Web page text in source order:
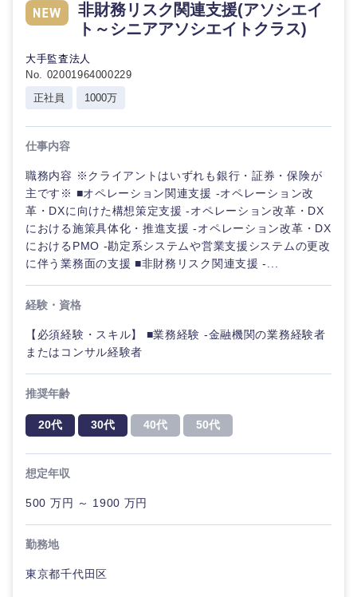
新潟県 富山県
石川県
非財務リスク関連支援(アソシエイ
ト～シニアアソシエイトクラス)
大手監査法人
No. 02001964000229
正社員
1000万
仕事内容
職務内容 ※クライアントはいずれも銀行・証券・保険が
主です※ ■オペレーション関連支援 -オペレーション改
革・DXに向けた構想策定支援 -オペレーション改革・DX
における施策具体化・推進支援 -オペレーション改革・DX
におけるPMO -勘定系システムや営業支援システムの更改
に伴う業務面の支援 ■非財務リスク関連支援 -...
経験・資格
【必須経験・スキル】 ■業務経験 -金融機関の業務経験者
またはコンサル経験者
推奨年齢
20代 30代 40代 50代
想定年収
500 万円 ～ 1900 万円
勤務地
東京都千代田区